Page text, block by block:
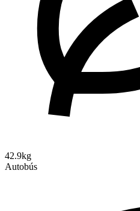
42.9kg
Autobús